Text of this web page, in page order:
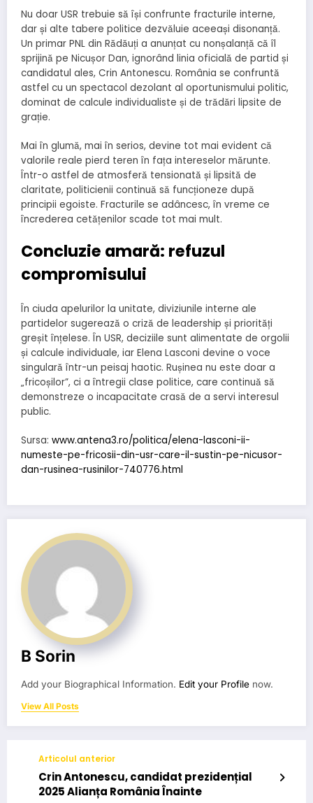
Nu doar USR trebuie să își confrunte fracturile interne,
dar și alte tabere politice dezvăluie aceeași disonanță.
Un primar PNL din Rădăuți a anunțat cu nonșalanță că îl
sprijină pe Nicușor Dan, ignorând linia oficială de partid și
candidatul ales, Crin Antonescu. România se confruntă
astfel cu un spectacol dezolant al oportunismului politic,
dominat de calcule individualiste și de trădări lipsite de
grație.
Mai în glumă, mai în serios, devine tot mai evident că
valorile reale pierd teren în fața intereselor mărunte.
Într-o astfel de atmosferă tensionată și lipsită de
claritate, politicienii continuă să funcționeze după
principii egoiste. Fracturile se adâncesc, în vreme ce
încrederea cetățenilor scade tot mai mult.
Concluzie amară: refuzul
compromisului
În ciuda apelurilor la unitate, diviziunile interne ale
partidelor sugerează o criză de leadership și priorități
greșit înțelese. În USR, deciziile sunt alimentate de orgolii
și calcule individuale, iar Elena Lasconi devine o voce
singulară într-un peisaj haotic. Rușinea nu este doar a
„fricoșilor”, ci a întregii clase politice, care continuă să
demonstreze o incapacitate crasă de a servi interesul
public.
Sursa: www.antena3.ro/politica/elena-lasconi-ii-
numeste-pe-fricosii-din-usr-care-il-sustin-pe-nicusor-
dan-rusinea-rusinilor-740776.html
B Sorin
Add your Biographical Information. Edit your Profile now.
View All Posts
Articolul anterior
Crin Antonescu, candidat prezidențial
2025 Alianța România Înainte